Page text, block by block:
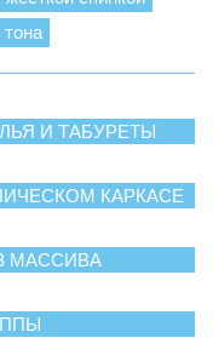
И ТАБУРЕТЫ
КАРКАСЕ
МАССИВА